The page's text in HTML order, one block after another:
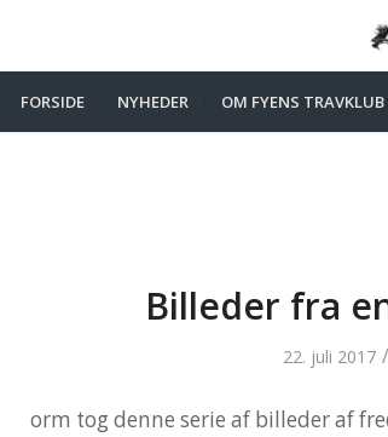
FORSIDE NYHEDER OM FYENS TRAVKLUB
Billeder fra
22. juli 2017 /
orm tog denne serie af billeder af